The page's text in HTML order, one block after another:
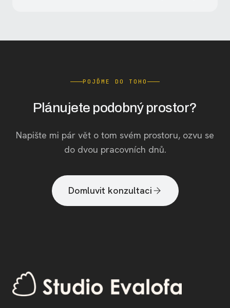
POJĎME DO TOHO
Plánujete podobný prostor?
Napište mi pár vět o tom svém prostoru, ozvu se
do dvou pracovních dnů.
Domluvit konzultaci